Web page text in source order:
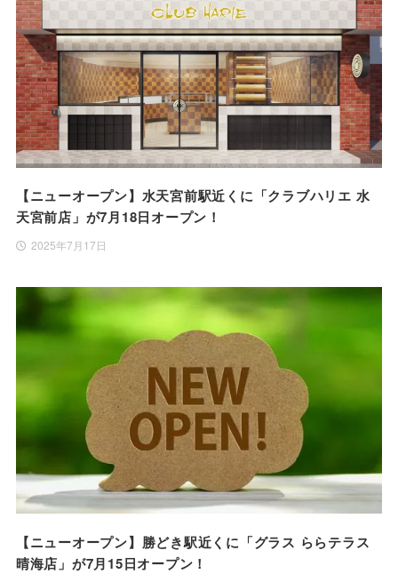
【ニューオープン】水天宮前駅近くに「クラブハリエ 水
天宮前店」が7月18日オープン！
2025年7月17日
【ニューオープン】勝どき駅近くに「グラス ららテラス
晴海店」が7月15日オープン！